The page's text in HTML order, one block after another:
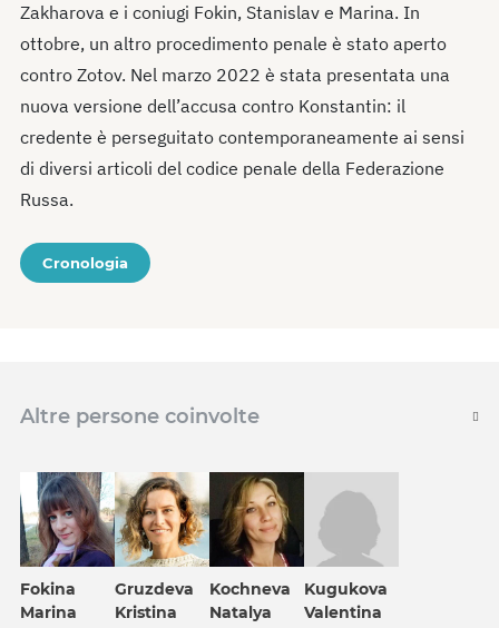
Zakharova e i coniugi Fokin, Stanislav e Marina. In
ottobre, un altro procedimento penale è stato aperto
contro Zotov. Nel marzo 2022 è stata presentata una
nuova versione dell’accusa contro Konstantin: il
credente è perseguitato contemporaneamente ai sensi
di diversi articoli del codice penale della Federazione
Russa.
Cronologia
Altre persone coinvolte
Fokina
Marina
Gruzdeva
Kristina
Kochneva
Natalya
Kugukova
Valentina